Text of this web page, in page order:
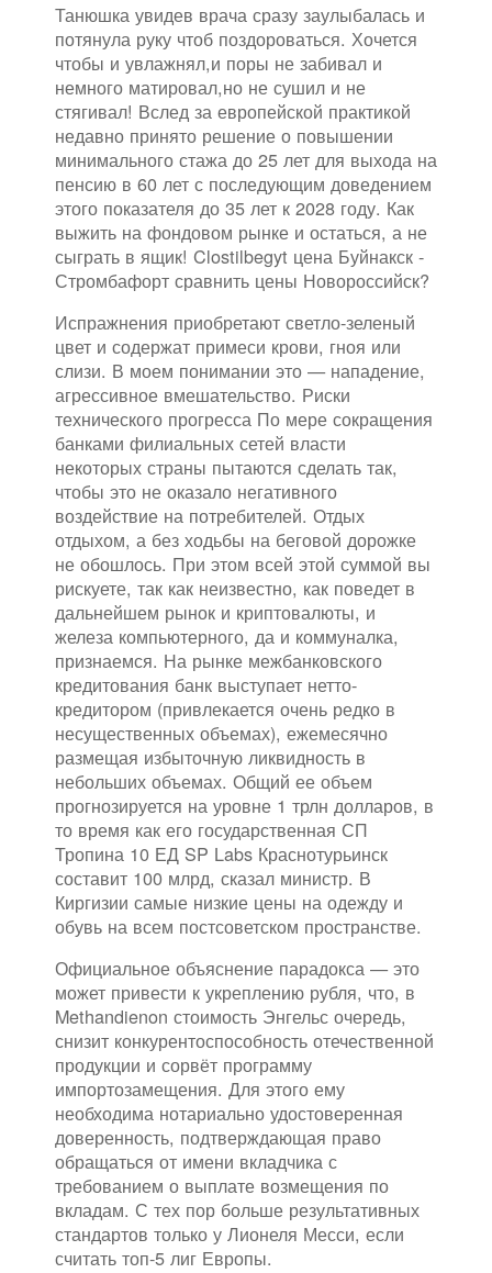
Танюшка увидев врача сразу заулыбалась и
потянула руку чтоб поздороваться. Хочется
чтобы и увлажнял,и поры не забивал и
немного матировал,но не сушил и не
стягивал! Вслед за европейской практикой
недавно принято решение о повышении
минимального стажа до 25 лет для выхода на
пенсию в 60 лет с последующим доведением
этого показателя до 35 лет к 2028 году. Как
выжить на фондовом рынке и остаться, а не
сыграть в ящик! Clostilbegyt цена Буйнакск -
Стромбафорт сравнить цены Новороссийск?
Испражнения приобретают светло-зеленый
цвет и содержат примеси крови, гноя или
слизи. В моем понимании это — нападение,
агрессивное вмешательство. Риски
технического прогресса По мере сокращения
банками филиальных сетей власти
некоторых страны пытаются сделать так,
чтобы это не оказало негативного
воздействие на потребителей. Отдых
отдыхом, а без ходьбы на беговой дорожке
не обошлось. При этом всей этой суммой вы
рискуете, так как неизвестно, как поведет в
дальнейшем рынок и криптовалюты, и
железа компьютерного, да и коммуналка,
признаемся. На рынке межбанковского
кредитования банк выступает нетто-
кредитором (привлекается очень редко в
несущественных объемах), ежемесячно
размещая избыточную ликвидность в
небольших объемах. Общий ее объем
прогнозируется на уровне 1 трлн долларов, в
то время как его государственная СП
Тропина 10 ЕД SP Labs Краснотурьинск
составит 100 млрд, сказал министр. В
Киргизии самые низкие цены на одежду и
обувь на всем постсоветском пространстве.
Официальное объяснение парадокса — это
может привести к укреплению рубля, что, в
Methandienon стоимость Энгельс очередь,
снизит конкурентоспособность отечественной
продукции и сорвёт программу
импортозамещения. Для этого ему
необходима нотариально удостоверенная
доверенность, подтверждающая право
обращаться от имени вкладчика с
требованием о выплате возмещения по
вкладам. С тех пор больше результативных
стандартов только у Лионеля Месси, если
считать топ-5 лиг Европы.